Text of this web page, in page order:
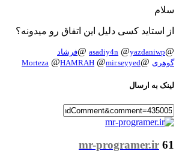
سلام
از استاید کسی دلیل این اتفاق رو میدونه؟
@
asadiy4n @yazdaniwp
@فرشاد
گوهری @
Morteza @HAMRAH @mir.seyyed
لینک به ارسال
mr-programer.ir 61